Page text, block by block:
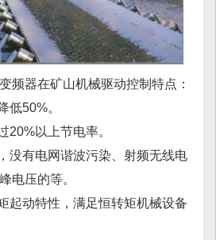
器在矿山机械驱动控制特点：
50%。
以上节电率。
有电网谐波污染、射频无线电
电压的等。
动特性，满足恒转矩机械设备